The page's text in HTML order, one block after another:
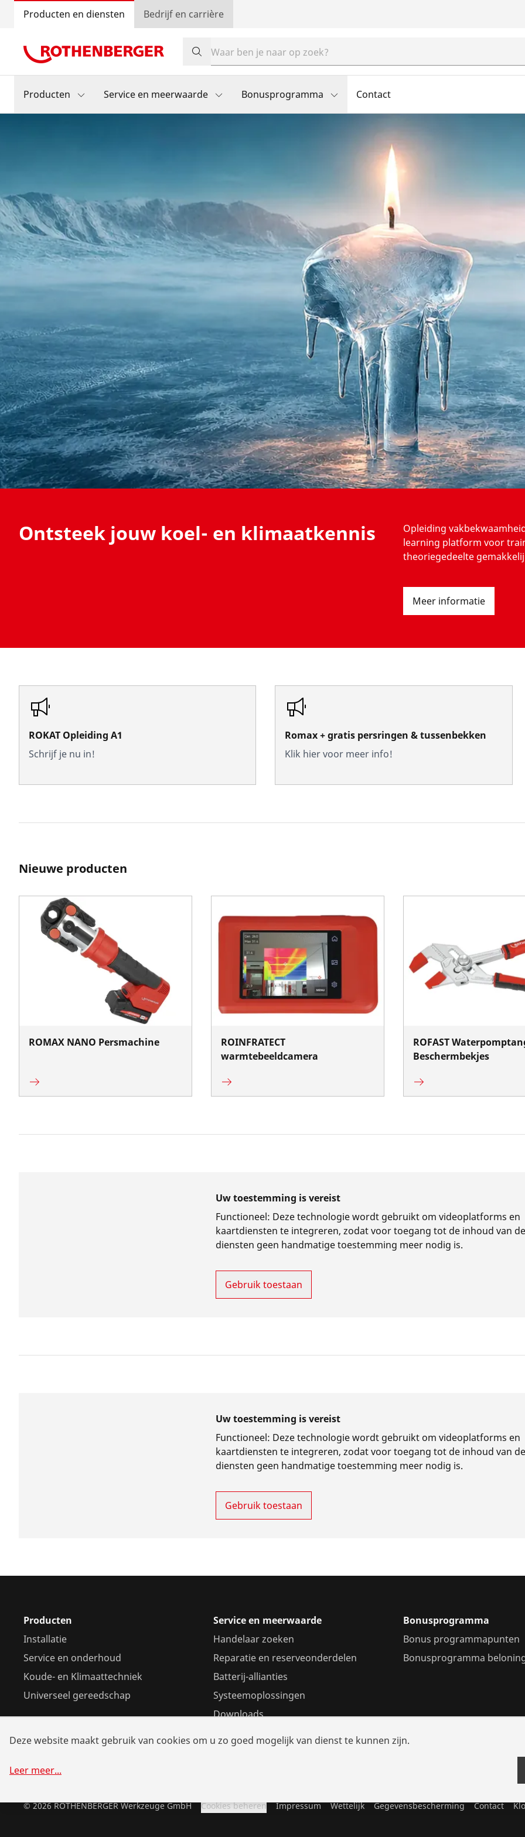
Producten en diensten Bedrijf en carrière
Producten Service en meerwaarde Bonusprogramma Contact
Ontsteek jouw koel- en klimaatkennis
Opleiding
learning platform voor
theoriegedeelte
Meer informatie
ROKAT Opleiding A1
Schrijf je nu in!
Romax + gratis persringen & tussenbekken
Klik hier voor meer info!
Nieuwe producten
ROMAX NANO Persmachine
ROINFRATECT
warmtebeeldcamera
ROFAST
Beschermbekjes
Uw toestemming is vereist
Functioneel: Deze technologie wordt gebruikt om videoplatforms en
kaartdiensten te integreren, zodat voor toegang tot de inhoud van
diensten geen handmatige toestemming meer nodig is.
Gebruik toestaan
Uw toestemming is vereist
Functioneel: Deze technologie wordt gebruikt om videoplatforms en
kaartdiensten te integreren, zodat voor toegang tot de inhoud van
diensten geen handmatige toestemming meer nodig is.
Gebruik toestaan
Producten
Installatie
Service en onderhoud
Koude- en Klimaattechniek
Universeel gereedschap
Service en meerwaarde
Handelaar zoeken
Reparatie en reserveonderdelen
Batterij-allianties
Systeemoplossingen
Downloads
Bonusprogramma
Bonus programmapunten
Bonusprogramma
©2026ROTHENBERGER Werkzeuge GmbH Cookies beheren Impressum Wettelijk Gegevensbescherming Contact
Deze website maakt gebruik van cookies om u zo goed mogelijk van dienst te kunnen zijn.
Leer meer...